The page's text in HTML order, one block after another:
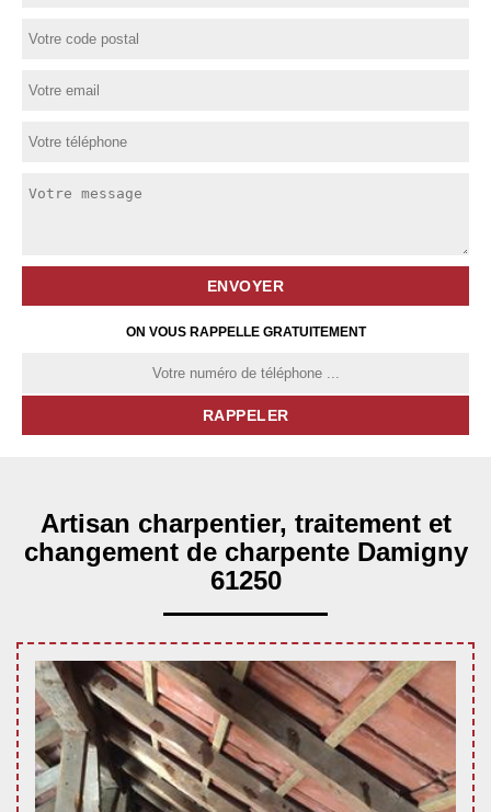
ON VOUS RAPPELLE GRATUITEMENT
Artisan charpentier, traitement et
changement de charpente Damigny
61250